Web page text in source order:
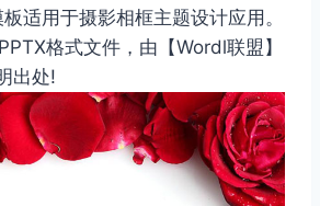
适用于摄影相框主题设计应用。
格式文件，由【Wordl联盟】
出处!